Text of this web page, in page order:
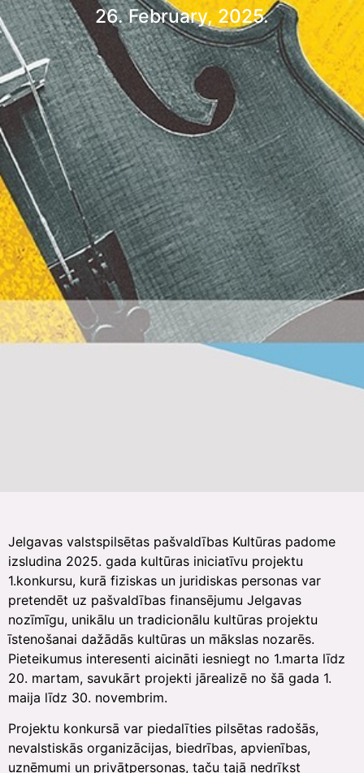
26. February, 2025.
Jelgavas valstspilsētas pašvaldības Kultūras padome
izsludina 2025. gada kultūras iniciatīvu projektu
1.konkursu, kurā fiziskas un juridiskas personas var
pretendēt uz pašvaldības finansējumu Jelgavas
nozīmīgu, unikālu un tradicionālu kultūras projektu
īstenošanai dažādās kultūras un mākslas nozarēs.
Pieteikumus interesenti aicināti iesniegt no 1.marta līdz
20. martam, savukārt projekti jārealizē no šā gada 1.
maija līdz 30. novembrim.
Projektu konkursā var piedalīties pilsētas radošās,
nevalstiskās organizācijas, biedrības, apvienības,
uzņēmumi un privātpersonas, taču tajā nedrīkst